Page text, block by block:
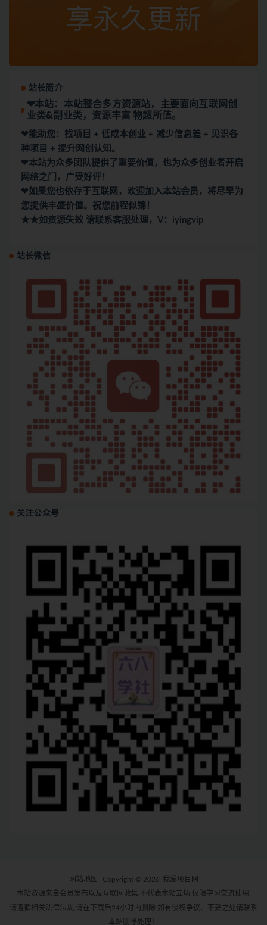
站长简介
❤本站：本站整合多方资源站，主要面向互联网创
业类&副业类，资源丰富 物超所值。
❤能助您：找项目 + 低成本创业 + 减少信息差 + 见识各
种项目 + 提升网创认知。
❤本站为众多团队提供了重要价值，也为众多创业者开启
网络之门，广受好评！
❤如果您也依存于互联网，欢迎加入本站会员，将尽早为
您提供丰盛价值。祝您前程似锦！
★★如资源失效 请联系客服处理，V：iyingvip
站长微信
关注公众号
网站地图 Copyright © 2026 我爱项目网
本站资源来自会员发布以及互联网收集,不代表本站立场,仅限学习交流使用,
请遵循相关法律法规,请在下载后24小时内删除.如有侵权争议、不妥之处请联系
本站删除处理！